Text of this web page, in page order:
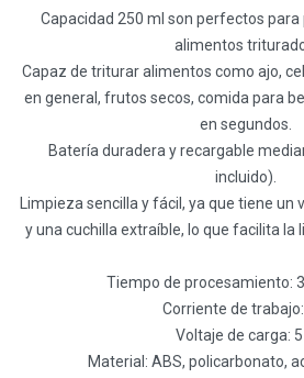
Capacidad 250 ml son perfectos
alimentos
Capaz de triturar alimentos como ajo,
en general, frutos secos, comida para
en segundos.
Batería duradera y recargable
incluido).
Limpieza sencilla y fácil, ya que tiene
y una cuchilla extraíble, lo que facilita la
Tiempo de procesamiento:
Corriente de
Voltaje de carga:
Material: ABS, policarbonato,